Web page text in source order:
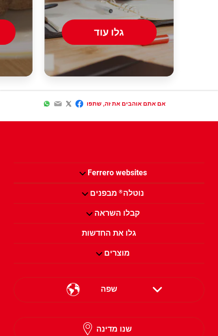
גלו עוד
אם אתם אוהבים את זה, שתפו Facebook
Twitter
Email
WhatsApp
Ferrero websites
נוטלה®מבפנים
קבלו השראה
גלו את החדשות
מוצרים
שפה
English
שנו מדינה